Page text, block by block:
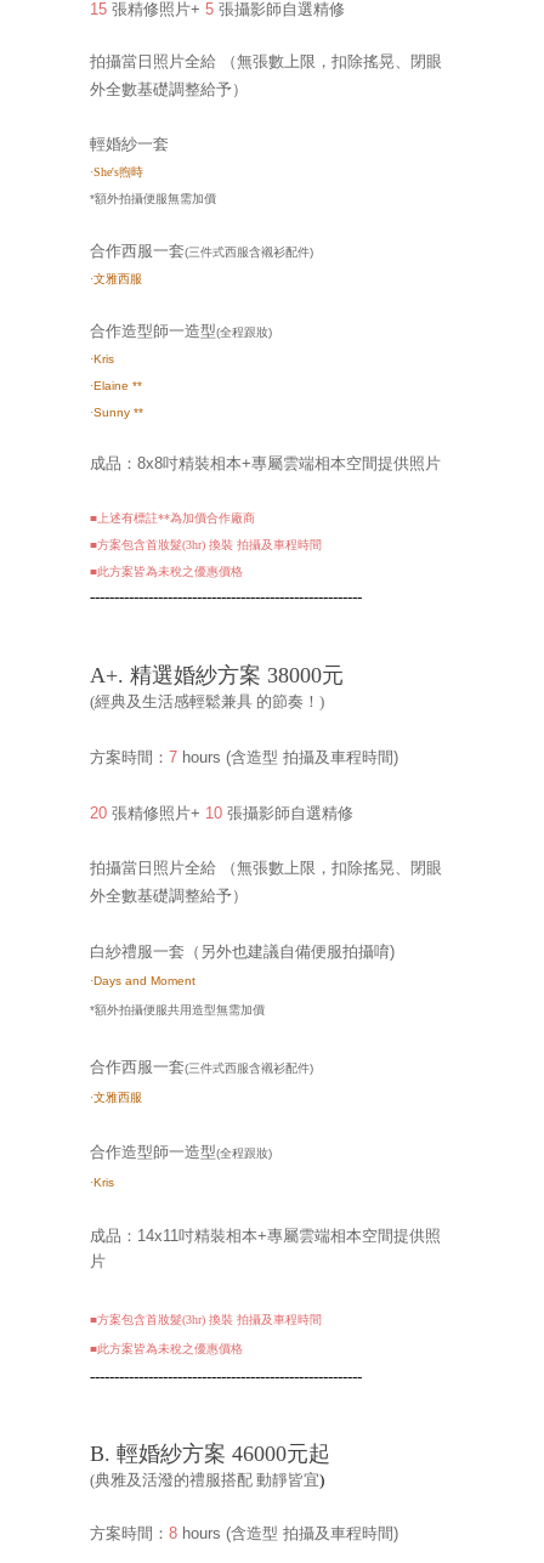
15 張精修照片+ 5 張攝影師自選精修
拍攝當日照片全給
（無張數上限，扣除搖晃、閉眼
外全數基礎調整給予）
輕婚紗一套
·She's煦時
*額外拍攝便服無需加價
合作西服一套(三件式西服含襯衫配件)
·文雅西服
合作造型師一造型(全程跟妝)
·Kris
·Elaine **
·Sunny **
成品：8x8吋精裝相本+專屬雲端相本空間提供照片
■上述有標註**為加價合作廠商
■方案包含首妝髮(3hr) 換裝 拍攝及車程時間
■此方案皆為未稅之優惠價格
--------------------------------------------------------
A+. 精選婚紗方案 38000元
(經典及生活感輕鬆兼具 的節奏！ )
方案時間： 7 hours (含造型 拍攝及車程時間)
20 張精修照片+ 10 張攝影師自選精修
拍攝當日照片全給
（無張數上限，扣除搖晃、閉眼
外全數基礎調整給予）
白紗禮服一套（另外也建議自備便服拍攝唷)
·Days and Moment
*額外拍攝便服共用造型無需加價
合作西服一套(三件式西服含襯衫配件)
·文雅西服
合作造型師一造型(全程跟妝)
·Kris
成品：14x11吋精裝相本+專屬雲端相本空間提供照
片
■方案包含首妝髮(3hr) 換裝 拍攝及車程時間
■此方案皆為未稅之優惠價格
--------------------------------------------------------
B. 輕婚紗方案 46000元起
(典雅及活潑的禮服搭配 動靜皆宜)
方案時間： 8 hours (含造型 拍攝及車程時間)